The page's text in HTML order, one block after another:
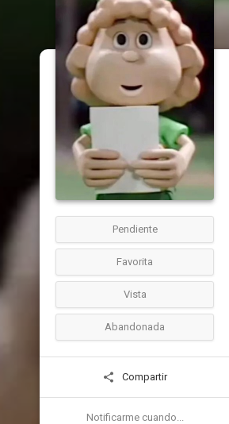
Pendiente
Favorita
Vista
Abandonada
Compartir
Notificarme cuando...